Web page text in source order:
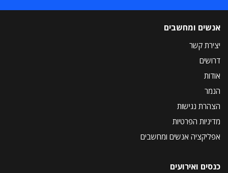
אנשים ומחשבים
יצירת קשר
דרושים
אודות
הנמר
הצהרת נגישות
מדיניות הפרטיות
אפליקציה אנשים ומחשבים
כנסים ואירועים